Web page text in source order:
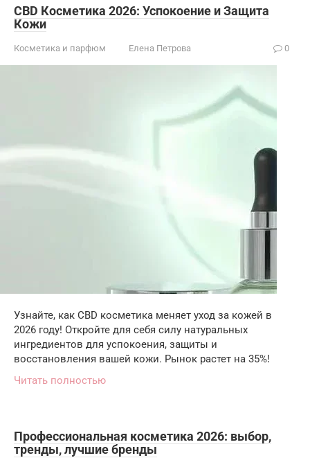
CBD Косметика 2026: Успокоение и Защита
Кожи
Косметика и парфюм Елена Петрова 0
Узнайте, как CBD косметика меняет уход за кожей в
2026 году! Откройте для себя силу натуральных
ингредиентов для успокоения, защиты и
восстановления вашей кожи. Рынок растет на 35%!
Читать полностью
Профессиональная косметика 2026: выбор,
тренды, лучшие бренды